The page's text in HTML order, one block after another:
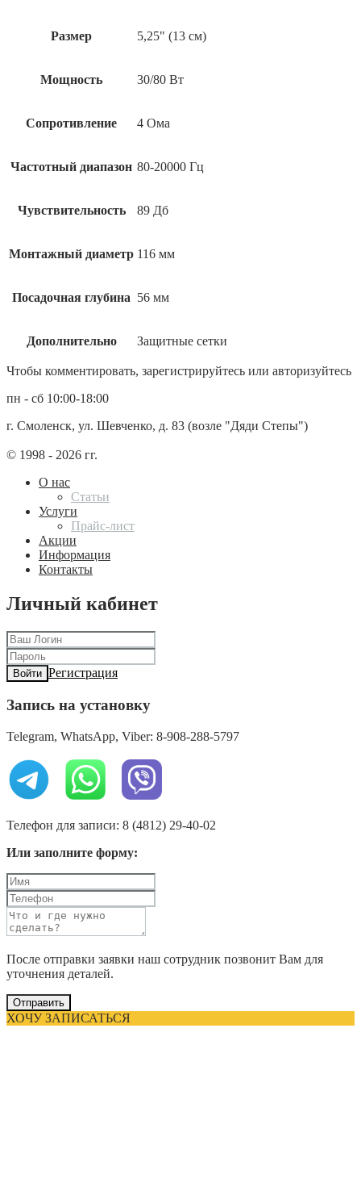
Размер 5,25" (13 см)
Мощность 30/80 Вт
Сопротивление 4 Ома
Частотный диапазон 80-20000 Гц
Чувствительность 89 Дб
Монтажный диаметр 116 мм
Посадочная глубина 56 мм
Дополнительно Защитные сетки
Чтобы комментировать, зарегистрируйтесь или авторизуйтесь
пн - сб 10:00-18:00
г. Смоленск, ул. Шевченко, д. 83 (возле "Дяди Степы")
© 1998 - 2026 гг.
О нас
Статьи
Услуги
Прайс-лист
Акции
Информация
Контакты
Личный кабинет
Войти Регистрация
Запись на установку
Telegram, WhatsApp, Viber: 8-908-288-5797
Телефон для записи: 8 (4812) 29-40-02
Или заполните форму:
После отправки заявки наш сотрудник позвонит Вам для
уточнения деталей.
Отправить
ХОЧУ ЗАПИСАТЬСЯ